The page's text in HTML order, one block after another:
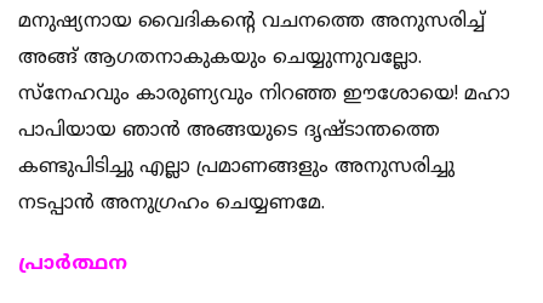
മനുഷ്യനായ വൈദികന്‍റെ വചനത്തെ അനുസരിച്ച്
അങ്ങ് ആഗതനാകുകയും ചെയ്യുന്നുവല്ലോ.
സ്നേഹവും കാരുണ്യവും നിറഞ്ഞ ഈശോയെ! മഹാ
പാപിയായ ഞാന്‍ അങ്ങയുടെ ദൃഷ്ടാന്തത്തെ
കണ്ടുപിടിച്ചു എല്ലാ പ്രമാണങ്ങളും അനുസരിച്ചു
നടപ്പാന്‍ അനുഗ്രഹം ചെയ്യണമേ.
പ്രാര്‍ത്ഥന